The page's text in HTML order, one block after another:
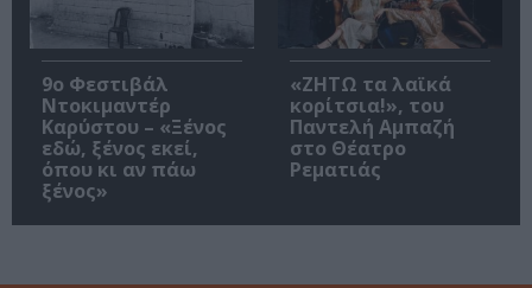
9ο Φεστιβάλ
Ντοκιμαντέρ
Καρύστου – «Ξένος
εδώ, ξένος εκεί,
όπου κι αν πάω
ξένος»
«ΖΗΤΩ τα λαϊκά
κορίτσια!», του
Παντελή Αμπαζή
στο Θέατρο
Ρεματιάς